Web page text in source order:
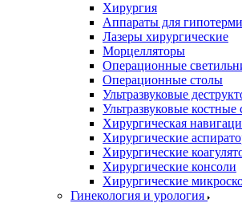
Хирургия
Аппараты для
Лазеры хирургические
Морцелляторы
Операционные
Операционные столы
Ультразвуковые
Ультразвуковые костные
Хирургическая
Хирургические
Хирургические
Хирургические консоли
Хирургические
Гинекология и урология